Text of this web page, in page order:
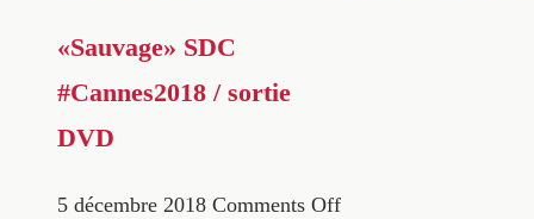
«Sauvage» SDC
#Cannes2018 / sortie
DVD
5 décembre 2018 Comments Off